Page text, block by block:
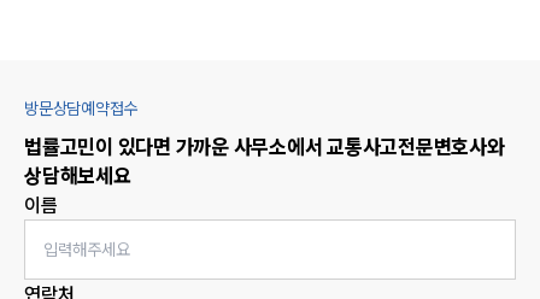
방문상담예약접수
법률고민이 있다면 가까운 사무소에서 교통사고전문변호사와
상담해보세요
이름
연락처